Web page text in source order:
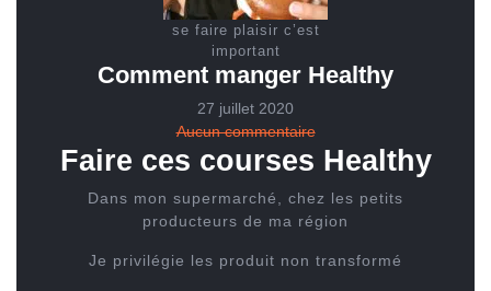
se faire plaisir c’est
important
Comment manger Healthy
27 juillet 2020
Aucun commentaire
Faire ces courses Healthy
Dans mon supermarché, chez les petits
producteurs de ma région
Je privilégie les produit non transformé